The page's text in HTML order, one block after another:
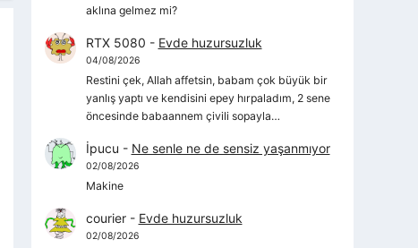
aklına gelmez mi?
RTX 5080 - Evde huzursuzluk
04/08/2026
Restini çek, Allah affetsin, babam çok büyük bir
yanlış yaptı ve kendisini epey hırpaladım, 2 sene
öncesinde babaannem çivili sopayla…
İpucu - Ne senle ne de sensiz yaşanmıyor
02/08/2026
Makine
courier- Evde huzursuzluk
02/08/2026